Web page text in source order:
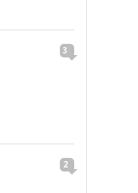
3
2